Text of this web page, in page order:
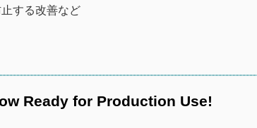
する改善など
Ready for Production Use!